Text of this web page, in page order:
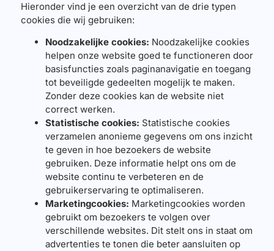
Hieronder vind je een overzicht van de drie typen
cookies die wij gebruiken:
Noodzakelijke cookies: Noodzakelijke cookies
helpen onze website goed te functioneren door
basisfuncties zoals paginanavigatie en toegang
tot beveiligde gedeelten mogelijk te maken.
Zonder deze cookies kan de website niet
correct werken.
Statistische cookies: Statistische cookies
verzamelen anonieme gegevens om ons inzicht
te geven in hoe bezoekers de website
gebruiken. Deze informatie helpt ons om de
website continu te verbeteren en de
gebruikerservaring te optimaliseren.
Marketingcookies: Marketingcookies worden
gebruikt om bezoekers te volgen over
verschillende websites. Dit stelt ons in staat om
advertenties te tonen die beter aansluiten op